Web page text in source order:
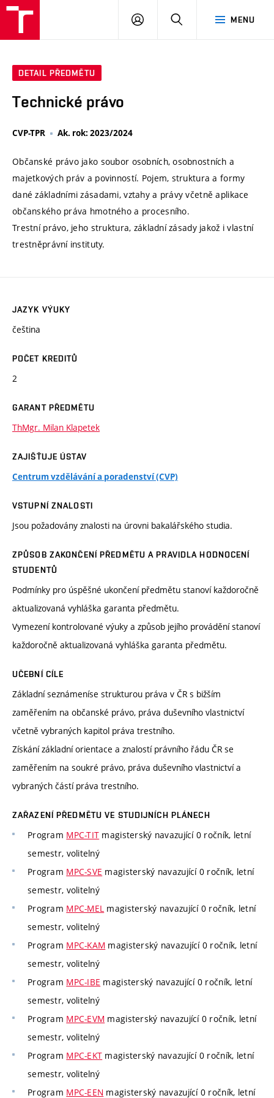
MENU
PŘIHLÁSIT
DETAIL PŘEDMĚTU
Technické právo
CVP-TPR Ak. rok: 2023/2024
Občanské právo jako soubor osobních, osobnostních a
majetkových práv a povinností. Pojem, struktura a formy
dané základními zásadami, vztahy a právy včetně aplikace
občanského práva hmotného a procesního.
Trestní právo, jeho struktura, základní zásady jakož i vlastní
trestněprávní instituty.
JAZYK VÝUKY
čeština
POČET KREDITŮ
2
GARANT PŘEDMĚTU
ThMgr. Milan Klapetek
ZAJIŠŤUJE ÚSTAV
Centrum vzdělávání a poradenství (CVP)
VSTUPNÍ ZNALOSTI
Jsou požadovány znalosti na úrovni bakalářského studia.
ZPŮSOB ZAKONČENÍ PŘEDMĚTU A PRAVIDLA HODNOCENÍ
STUDENTŮ
Podmínky pro úspěšné ukončení předmětu stanoví každoročně
aktualizovaná vyhláška garanta předmětu.
Vymezení kontrolované výuky a způsob jejího provádění stanoví
každoročně aktualizovaná vyhláška garanta předmětu.
UČEBNÍ CÍLE
Základní seznámeníse strukturou práva v ČR s bižším
zaměřením na občanské právo, práva duševního vlastnictví
včetně vybraných kapitol práva trestního.
Získání základní orientace a znalostí právního řádu ČR se
zaměřením na soukré právo, práva duševního vlastnictví a
vybraných částí práva trestního.
ZAŘAZENÍ PŘEDMĚTU VE STUDIJNÍCH PLÁNECH
Program MPC-TIT magisterský navazující 0 ročník, letní
semestr, volitelný
Program MPC-SVE magisterský navazující 0 ročník, letní
semestr, volitelný
Program MPC-MEL magisterský navazující 0 ročník, letní
semestr, volitelný
Program MPC-KAM magisterský navazující 0 ročník, letní
semestr, volitelný
Program MPC-IBE magisterský navazující 0 ročník, letní
semestr, volitelný
Program MPC-EVM magisterský navazující 0 ročník, letní
semestr, volitelný
Program MPC-EKT magisterský navazující 0 ročník, letní
semestr, volitelný
Program MPC-EEN magisterský navazující 0 ročník, letní